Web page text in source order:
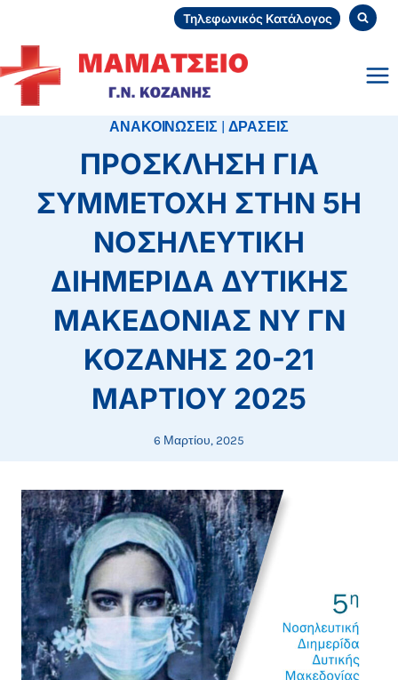
content
Τηλεφωνικός Κατάλογος
ΑΝΑΚΟΙΝΩΣΕΙΣ| ΔΡΑΣΕΙΣ
ΠΡΟΣΚΛΗΣΗ ΓΙΑ
ΣΥΜΜΕΤΟΧΗ ΣΤΗΝ 5Η
ΝΟΣΗΛΕΥΤΙΚΗ
ΔΙΗΜΕΡΙΔΑ ΔΥΤΙΚΗΣ
ΜΑΚΕΔΟΝΙΑΣ ΝΥ ΓΝ
ΚΟΖΑΝΗΣ 20-21
ΜΑΡΤΙΟΥ 2025
6 Μαρτίου, 2025